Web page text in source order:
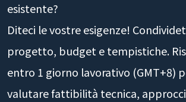
esistente?
Diteci le vostre esigenze!
progetto, budget e tempistiche.
entro 1 giorno lavorativo (GMT+8)
valutare fattibilità tecnica,